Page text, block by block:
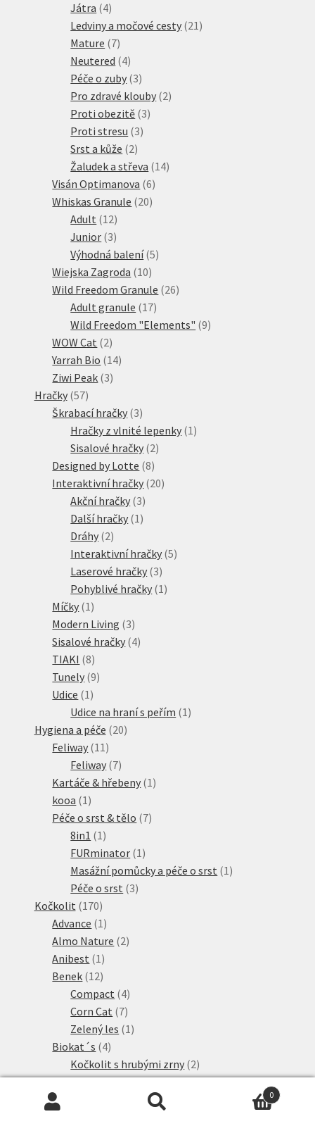
Játra 44
produkty
Ledviny a močové cesty 21 21
Mature 77
produktů
Neutered 44
produkty
Péče o zuby 33
produkty
Pro zdravé klouby 22
Proti obezitě 33
Proti stresu 33
Srst a kůže 22
produkty
Žaludek a střeva 1414
Visán Optimanova 66
produktů
Whiskas Granule 2020
Adult 1212
produktů
Junior 33
produkty
Výhodná balení 55
Wiejska Zagroda 1010
produktů
Wild Freedom Granule 2626
Adult granule 1717
produktů
Wild Freedom "Elements" 99
WOW Cat 22
produkty
Yarrah Bio 1414
Ziwi Peak 33
Hračky 5757
produktů
Škrabací hračky 33
produkty
Hračky z vlnité lepenky 1 1
Sisalové hračky 22
Designed by Lotte 88
produktů
Interaktivní hračky 2020
Akční hračky 33
produkty
Další hračky 1 1
Dráhy 22
produkty
Interaktivní hračky 55
Laserové hračky 33
produkty
Pohyblivé hračky 1 1
Míčky 1 1
produkt
Modern Living 33
produkty
Sisalové hračky 44
TIAKI 88
produktů
Tunely 99
Udice 1 1
produkt
Udice na hraní s peřím 1 1
Hygiena a péče 2020
Feliway 11 11
produktů
Feliway 77
produktů
Kartáče & hřebeny 1 1
kooa 1 1
produkt
Péče o srst & tělo 77
8in1 1 1
produkt
FURminator 1 1
produkt
Masážní pomůcky a péče o srst 1 1
Péče o srst 33
Kočkolit 170170
produktů
Advance 1 1
produkt
Almo Nature 22
Anibest 1 1
produkt
Benek 1212
produktů
Compact 44
produkty
Corn Cat 77
produktů
Zelený les 1 1
Biokat´s 44
produkty
Kočkolit s hrubými zrny 22
produkty
Breeder Celect 22
produkty
Cat's Best 0